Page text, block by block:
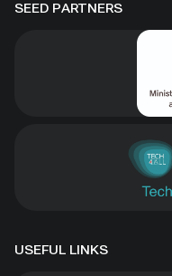
SEED PARTNERS
USEFUL LINKS